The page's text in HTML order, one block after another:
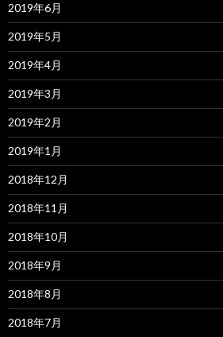
2019年6月
2019年5月
2019年4月
2019年3月
2019年2月
2019年1月
2018年12月
2018年11月
2018年10月
2018年9月
2018年8月
2018年7月